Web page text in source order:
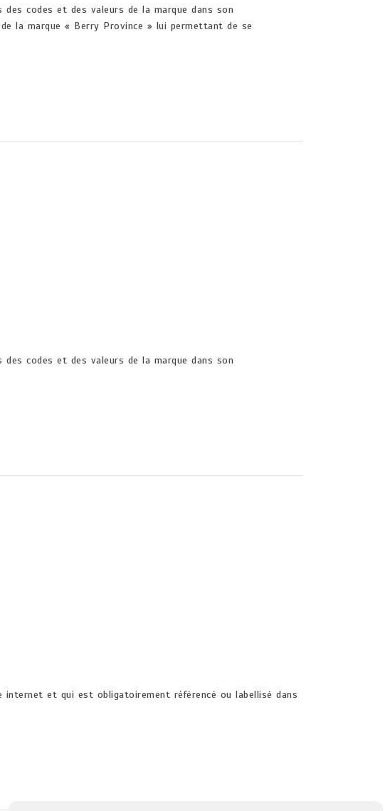
codes et des valeurs de la marque dans son
la marque « Berry Province » lui permettant de se
codes et des valeurs de la marque dans son
et qui est obligatoirement référencé ou labellisé dans